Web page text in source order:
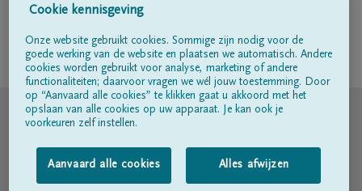
Volg ons op
© DELA
Gebruiksvoorwaarden
Privacyverklaring
Cookie kennisgeving
Onze website gebruikt cookies. Sommige zijn nodig voor de
goede werking van de website en plaatsen we automatisch. Andere
cookies worden gebruikt voor analyse, marketing of andere
functionaliteiten; daarvoor vragen we wél jouw toestemming. Door
op “Aanvaard alle cookies” te klikken gaat u akkoord met het
opslaan van alle cookies op uw apparaat. Je kan ook je
voorkeuren zelf instellen.
Aanvaard alle cookies Alles afwijzen